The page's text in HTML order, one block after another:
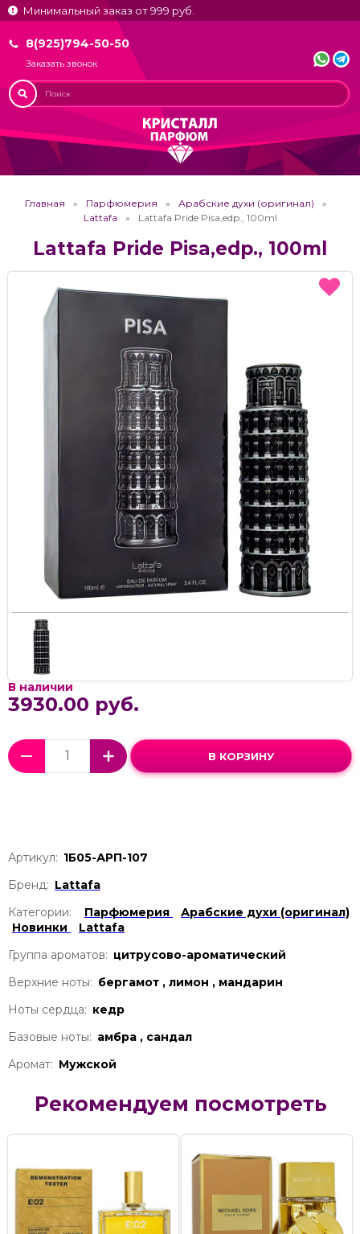
Минимальный заказ от 999 руб.
8(925)794-50-50
Заказать звонок
Главная Парфюмерия
Арабские духи (оригинал)
Lattafa
Lattafa Pride Pisa,edp., 100ml
Lattafa Pride Pisa,edp., 100ml
В наличии
3930.00 руб.
В КОРЗИНУ
Артикул: 1Б05-АРП-107
Бренд: Lattafa
Категории:
Парфюмерия
Арабские духи (оригинал)
Новинки
Lattafa
Группа ароматов: цитрусово-ароматический
Верхние ноты: бергамот , лимон , мандарин
Ноты сердца: кедр
Базовые ноты: амбра , сандал
Аромат: Мужской
Рекомендуем посмотреть